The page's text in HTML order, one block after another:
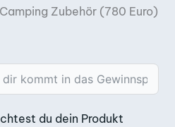
Zubehör (780 Euro)
du dein Produkt